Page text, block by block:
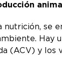
se
Hay
(ACV) y